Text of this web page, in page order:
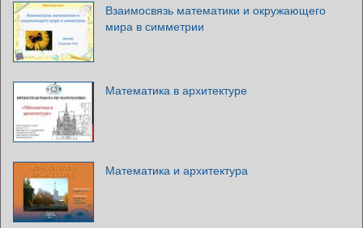
Взаимосвязь математики и окружающего
мира в симметрии
Математика в архитектуре
Математика и архитектура